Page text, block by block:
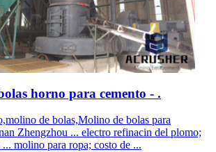
horno para cemento - .
de bolas,Molino de bolas para
Zhengzhou ... electro refinacin del plomo;
molino para ropa; costo de ...